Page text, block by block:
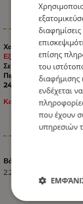
Χαρακτηριστικά
Εξαιρετικής
Σε μεταλλική θήκη που
Περιλαμβάνει τα
24мм
Κατάλληλο για
Βάρος (kg.)
2.20
επίσης
του
διαφήμισης
ενδέχεται
που έχουν
υπηρεσιών